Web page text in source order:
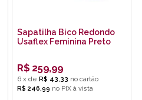
Sapatilha Bico Redondo
Usaflex Feminina Preto
R$ 259,99
6 x de R$ 43,33
R$ 246,99 no PIX